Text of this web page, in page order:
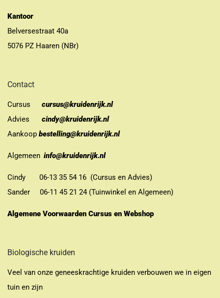
Kantoor
Belversestraat 40a
5076 PZ Haaren (NBr)
Contact
Cursus
cursus@kruidenrijk.nl
Advies
cindy@kruidenrijk.nl
Aankoop bestelling@kruidenrijk.nl
Algemeen info@kruidenrijk.nl
Cindy 06-13 35 54 16 (Cursus en Advies)
Sander 06-11 45 21 24 (Tuinwinkel en Algemeen)
Algemene Voorwaarden Cursus en Webshop
Biologische kruiden
Veel van onze geneeskrachtige kruiden verbouwen we in eigen
tuin en zijn